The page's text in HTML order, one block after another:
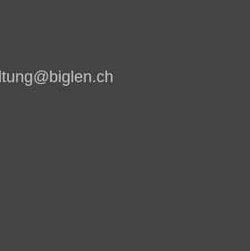
lt ng b gl n ch